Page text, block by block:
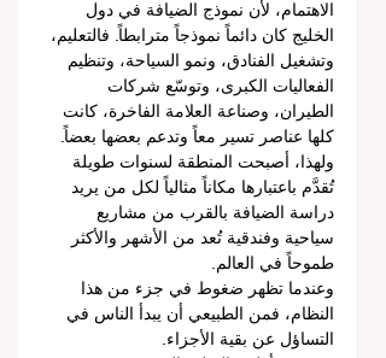
الاهتمام، لأن نموذج الضيافة في دول
الخليج كان دائماً نموذجاً مترابطاً. فالتعليم،
وتشغيل الفنادق، ونمو السياحة، وتنظيم
الفعاليات الكبرى، وتوسّع شركات
الطيران، وصناعة العلامة الفاخرة، كانت
كلها عناصر تسير معاً وتدعم بعضها بعضاً.
ولهذا، أصبحت المنطقة لسنوات طويلة
تُقدَّم باعتبارها مكاناً مثالياً لكل من يريد
دراسة الضيافة بالقرب من مشاريع
سياحية وفندقية تُعد من الأشهر والأكثر
طموحاً في العالم.
وعندما تظهر ضغوط في جزء من هذا
النظام، فمن الطبيعي أن يبدأ الناس في
التساؤل عن بقية الأجزاء.